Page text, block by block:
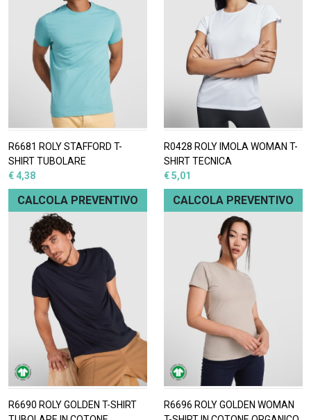
R6681 ROLY STAFFORD T-
SHIRT TUBOLARE
€ 4,38
CALCOLA PREVENTIVO
R0428 ROLY IMOLA WOMAN T-
SHIRT TECNICA
€ 5,01
CALCOLA PREVENTIVO
R6690 ROLY GOLDEN T-SHIRT
R6696 ROLY GOLDEN WOMAN